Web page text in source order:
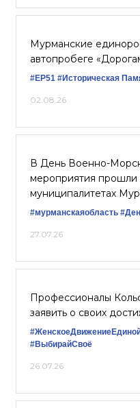
Мурманские
автопробеге
#ЕР51 #Историческая
02.08.26
В День Военно-
мероприятия прошли
муниципалитетах
#мурманскаяобласть
27.07.26
Профессионалы
заявить о своих
#ВыбирайСвоё
26.07.26